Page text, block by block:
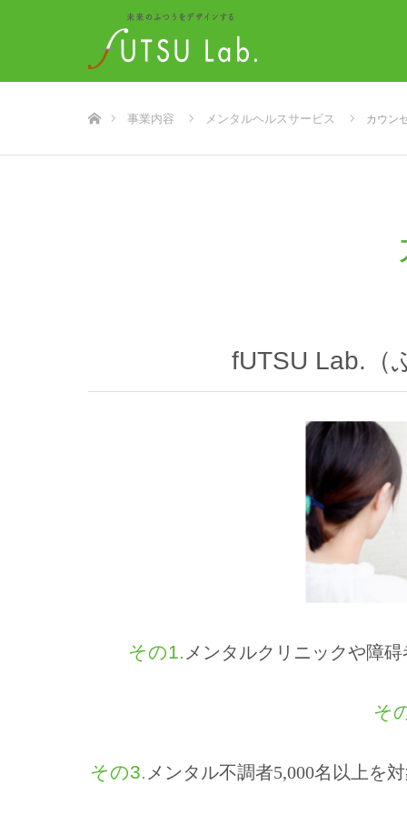
事業内容 メンタルヘルスサービス カウン
fUTSU Lab.（
その1. メンタルクリニックや障
そ
その3. メンタル不調者5,000名以上を